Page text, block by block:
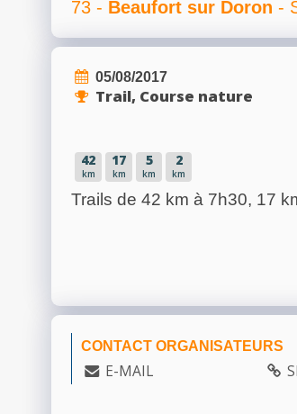
73 - Beaufort sur Doron -
05/08/2017
Trail, Course nature
42
km
17
km
5
km
2
km
Trails de 42 km à 7h30, 17
CONTACT ORGANISATEURS
E-MAIL